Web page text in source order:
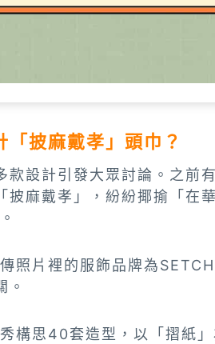
披麻戴孝」頭巾？
設計引發大眾討論。之前
麻戴孝」，紛紛揶揄「在
照片裡的服飾品牌為
。
構思40套造型，以「摺紙